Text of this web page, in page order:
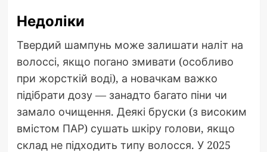
Недоліки
Твердий шампунь може залишати наліт на
волоссі, якщо погано змивати (особливо
при жорсткій воді), а новачкам важко
підібрати дозу — занадто багато піни чи
замало очищення. Деякі бруски (з високим
вмістом ПАР) сушать шкіру голови, якщо
склад не підходить типу волосся. У 2025